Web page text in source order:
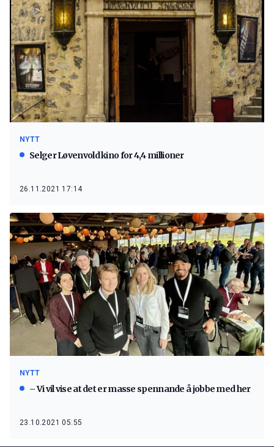
NYTT
Selger Løvenvold kino for 4,4 millioner
26.11.2021 17:14
NYTT
– Vi vil vise at det er masse spennande å jobbe med her
23.10.2021 05:55